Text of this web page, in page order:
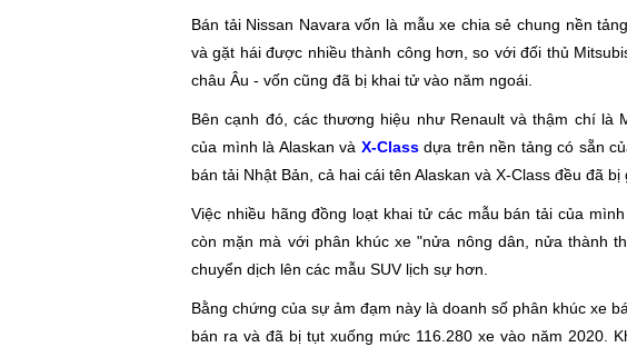
Bán tải Nissan Navara vốn là mẫu xe chia sẻ chung nền
và gặt hái được nhiều thành công hơn, so với đối thủ
châu Âu - vốn cũng đã bị khai tử vào năm ngoái.
Bên cạnh đó, các thương hiệu như Renault và thậm chí là
của mình là Alaskan và X-Classdựa trên nền tảng có sẵn
bán tải Nhật Bản, cả hai cái tên Alaskan và X-Class đều đã
Việc nhiều hãng đồng loạt khai tử các mẫu bán tải của
còn mặn mà với phân khúc xe "nửa nông dân, nửa thành
chuyển dịch lên các mẫu SUV lịch sự hơn.
Bằng chứng của sự ảm đạm này là doanh số phân khúc xe
bán ra và đã bị tụt xuống mức 116.280 xe vào năm 2020.